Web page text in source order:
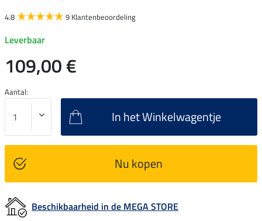
4.8 9 Klantenbeoordeling
Leverbaar
109,00 €
Aantal:
In het Winkelwagentje
Nu kopen
Beschikbaarheid in de MEGA STORE